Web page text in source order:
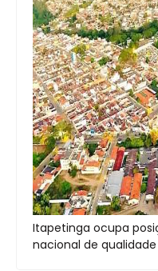
Itapetinga ocupa
nacional de